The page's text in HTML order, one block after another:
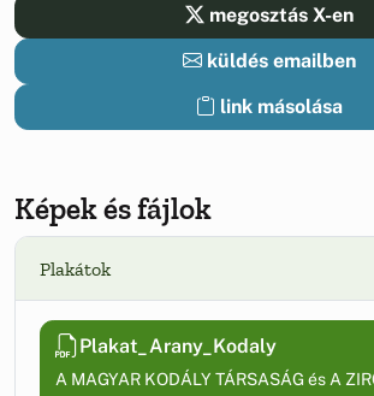
megosztás X-en
küldés emailben
link másolása
Képek és fájlok
Plakátok
Plakat_Arany_Kodaly
A MAGYAR KODÁLY TÁRSASÁG és A